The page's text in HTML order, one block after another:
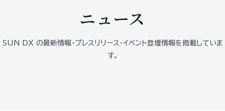
ニュース
SUN DX の最新情報・プレスリリース・イベント登壇情報を掲載していま
す。